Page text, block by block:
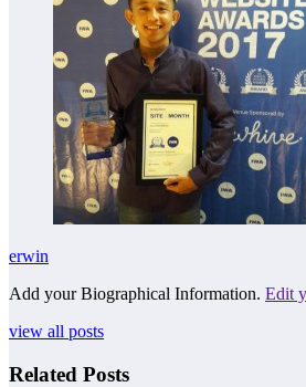
erwin
Add your Biographical Information. Edit
view all posts
Related Posts